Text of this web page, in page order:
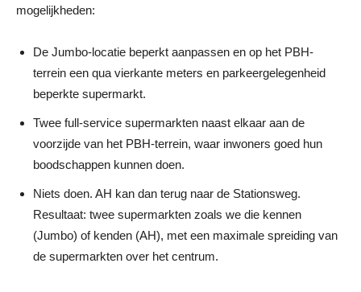
mogelijkheden:
De Jumbo-locatie beperkt aanpassen en op het PBH-
terrein een qua vierkante meters en parkeergelegenheid
beperkte supermarkt.
Twee full-service supermarkten naast elkaar aan de
voorzijde van het PBH-terrein, waar inwoners goed hun
boodschappen kunnen doen.
Niets doen. AH kan dan terug naar de Stationsweg.
Resultaat: twee supermarkten zoals we die kennen
(Jumbo) of kenden (AH), met een maximale spreiding van
de supermarkten over het centrum.